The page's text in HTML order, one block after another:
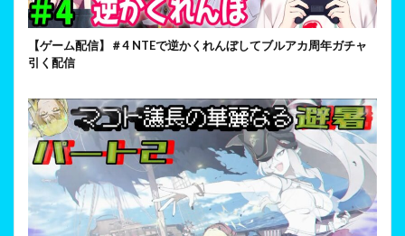
【ゲーム配信】＃4 NTEで逆かくれんぼしてブルアカ周年ガチャ
引く配信